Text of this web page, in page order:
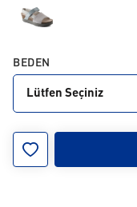
BEDEN
Lütfen Seçiniz